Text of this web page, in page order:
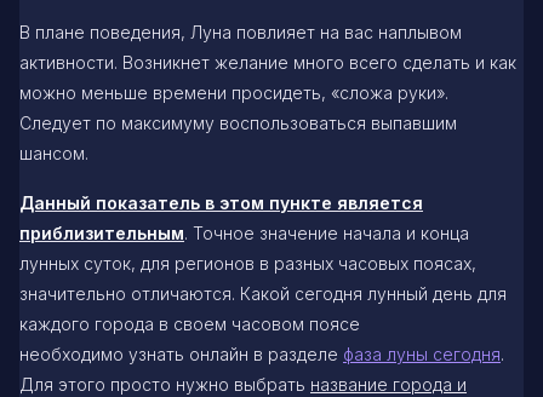
В плане поведения, Луна повлияет на вас наплывом
активности. Возникнет желание много всего сделать и как
можно меньше времени просидеть, «сложа руки».
Следует по максимуму воспользоваться выпавшим
шансом.
Данный показатель в этом пункте является
приблизительным. Точное значение начала и конца
лунных суток, для регионов в разных часовых поясах,
значительно отличаются. Какой сегодня лунный день для
каждого города в своем часовом поясе
необходимо узнать онлайн в разделе фаза луны сегодня.
Для этого просто нужно выбрать название города и